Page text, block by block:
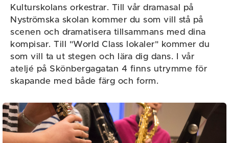
Kulturskolans orkestrar. Till vår dramasal på
Nyströmska skolan kommer du som vill stå på
scenen och dramatisera tillsammans med dina
kompisar. Till "World Class lokaler" kommer du
som vill ta ut stegen och lära dig dans. I vår
ateljé på Skönbergagatan 4 finns utrymme för
skapande med både färg och form.